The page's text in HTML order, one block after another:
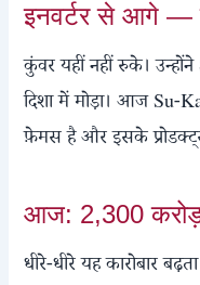
इनवर्टर से आगे —
कुंवर यहीं नहीं रुके।
दिशा में मोड़ा। आज Su-
फ़ेमस है और इसके
आज: 2,300
धीरे-धीरे यह कारोबार